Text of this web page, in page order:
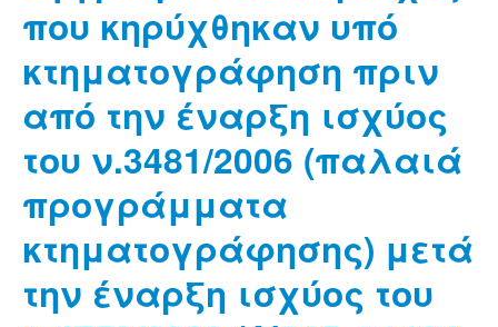
που κηρύχθηκαν υπό
κτηματογράφηση πριν
από την έναρξη ισχύος
του ν.3481/2006 (παλαιά
προγράμματα
κτηματογράφησης) μετά
την έναρξη ισχύος του